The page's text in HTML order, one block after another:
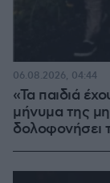
«Τα παιδιά
μήνυμα της
δολοφονήσει
06.08.2026, 04:44